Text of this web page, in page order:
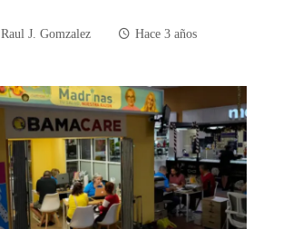
Raul J. Gomzalez Hace 3 años